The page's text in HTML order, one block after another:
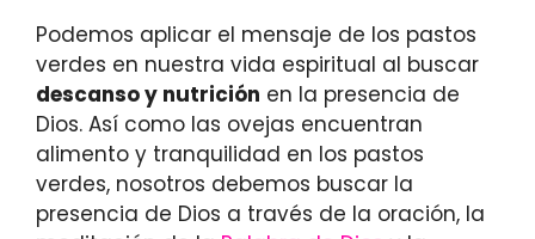
Podemos aplicar el mensaje de los pastos
verdes en nuestra vida espiritual al buscar
descanso y nutrición en la presencia de
Dios. Así como las ovejas encuentran
alimento y tranquilidad en los pastos
verdes, nosotros debemos buscar la
presencia de Dios a través de la oración, la